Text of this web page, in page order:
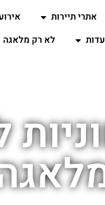
אתרי תיירות
לא רק מלאגה